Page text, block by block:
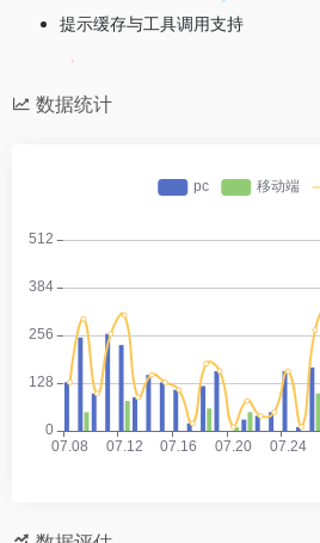
提示缓存与工具调用支持
数据统计